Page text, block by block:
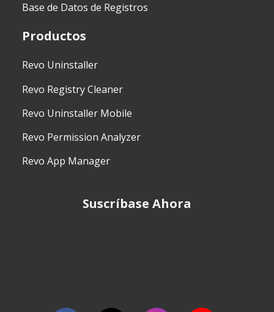
Base de Datos de Registros
Productos
Revo Uninstaller
Revo Registry Cleaner
Revo Uninstaller Mobile
Revo Permission Analyzer
Revo App Manager
Suscríbase Ahora